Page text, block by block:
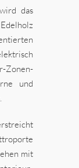
das
und
mit